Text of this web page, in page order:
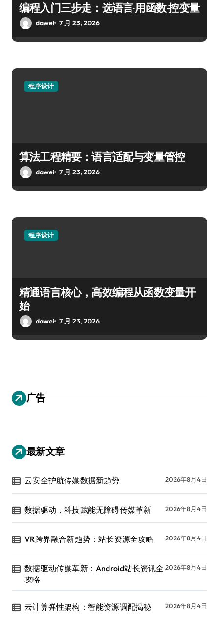
编程入门三步走：选语言·用函数·控变量
dawei 7 月 23, 2026
程序设计
算法工程精要：语言适配与变量管控
dawei 7 月 23, 2026
程序设计
精通语言核心，高效编程从函数变量开
始
dawei 7 月 23, 2026
广告
最新文章
云安全护航传媒数据新趋势 2026年8月4日
数据驱动，科技赋能无障碍传媒革新 2026年8月4日
VR跨界融合新趋势：站长资源全攻略 2026年8月4日
数据驱动传媒革新：Android站长资讯全
攻略
2026年8月4日
云计算弹性架构：智能资源调配揭秘 2026年8月4日